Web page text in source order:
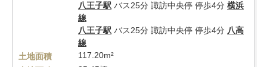
八王子駅 バス25分 諏訪中央停 停歩4分 横浜
線
八王子駅 バス25分 諏訪中央停 停歩4分 八高
線
土地面積
117.20m²